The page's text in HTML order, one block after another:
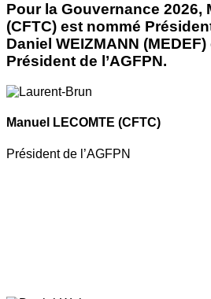
Pour la Gouvernance 2026,
(CFTC) est nommé
Daniel WEIZMANN
Président de l’AGFPN.
Manuel LECOMTE (CFTC)
Président de l’AGFPN